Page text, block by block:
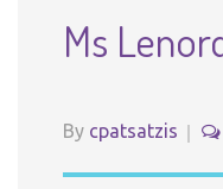
Ms
By cpatsatzis